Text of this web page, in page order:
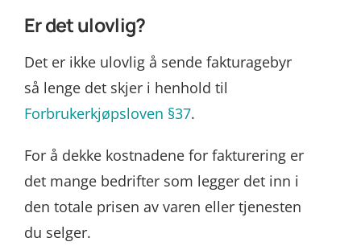
Er det ulovlig?
Det er ikke ulovlig å sende fakturagebyr
så lenge det skjer i henhold til
Forbrukerkjøpsloven §37.
For å dekke kostnadene for fakturering er
det mange bedrifter som legger det inn i
den totale prisen av varen eller tjenesten
du selger.